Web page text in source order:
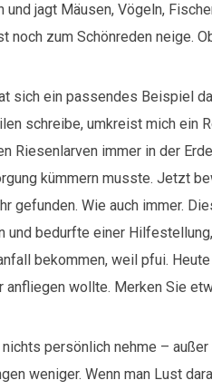
und jagt Mäusen, Vögeln,
noch zum Schönreden neige.
sich ein passendes Beispiel
schreibe, umkreist mich ein
Riesenlarven immer in der
kümmern musste. Jetzt
gefunden. Wie auch immer.
und bedurfte einer
bekommen, weil pfui.
anfliegen wollte. Merken Sie
nichts persönlich nehme –
weniger. Wenn man Lust